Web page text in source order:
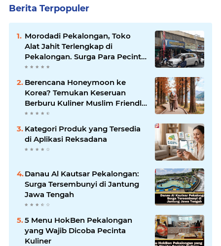
Berita Terpopuler
Morodadi Pekalongan, Toko
Alat Jahit Terlengkap di
Pekalongan. Surga Para Pecinta
Jahit Menjahit di Pekalongan
Berencana Honeymoon ke
Korea? Temukan Keseruan
Berburu Kuliner Muslim Friendly
di Seoul
Kategori Produk yang Tersedia
di Aplikasi Reksadana
Danau Al Kautsar Pekalongan:
Surga Tersembunyi di Jantung
Jawa Tengah
5 Menu HokBen Pekalongan
yang Wajib Dicoba Pecinta
Kuliner